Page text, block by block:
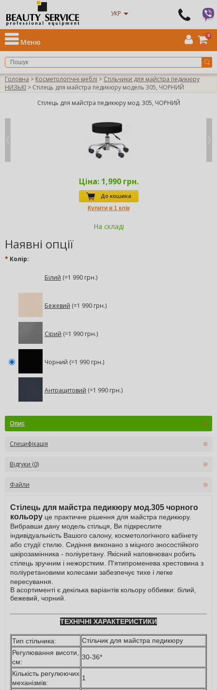
УКР
0
Меню
Головна > Косметологічні меблі > Стільчики для майстра педикюру
НИЗЬКІ > Стілець для майстра педикюру модель 305, ЧОРНИЙ
Стілець для майстра педикюру мод. 305, ЧОРНИЙ
Ціна: 1,990 грн.
До кошика
На складі
Наявні опції
* Колір:
Білий (=1 990 грн.)
Бежевий (=1 990 грн.)
Сірий (=1 990 грн.)
Чорний (=1 990 грн.)
Антрацитовий (=1 990 грн.)
Опис
Специфікація
Відгуки (0)
Файли
Стілець для майстра педикюру мод.305 чорного
кольору це практичне рішення для майстра педикюру.
Вибравши дану модель стільця, Ви підкреслите
індивідуальність Вашого салону, косметологічного кабінету
або студії стилю. Сидіння виконано з міцного зносостійкого
шкірозамінника - поліуретану. Якісний наповнювач робить
стілець зручним і нежорстким. П'ятипроменева хрестовина з
поліуретановими колесами забезпечує тихе і легке
пересування.
В асортименті є декілька варіантів кольору оббивки: білий,
бежевий, чорний.
ТЕХНІЧНІ ХАРАКТЕРИСТИКИ
Тип стільчика:
Стільчик для майстра педикюру
Регулювання висоти,
см:
30-36*
Кількість регулюючих
механізмів:
1